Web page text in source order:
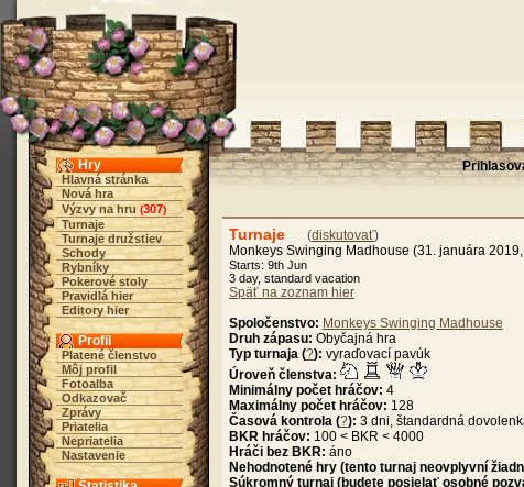
Hry
Hlavná stránka
Nová hra
Výzvy na hru (307)
Turnaje
Turnaje družstiev
Schody
Rybníky
Pokerové stoly
Pravidlá hier
Editory hier
Profil
Platené členstvo
Môj profil
Fotoalba
Odkazovač
Zprávy
Priatelia
Nepriatelia
Nastavenie
Turnaje (diskutovať)
Monkeys Swinging Madhouse (31. januára
Starts: 9th Jun
3 day, standard vacation
Späť na zoznam hier
Spoločenstvo: Monkeys Swinging Madhouse
Druh zápasu: Obyčajná hra
Typ turnaja (?): vyraďovací pavúk
Úroveň členstva:
Minimálny počet hráčov: 4
Maximálny počet hráčov: 128
Časová kontrola (?): 3 dni, štandardná
BKR hráčov: 100 < BKR < 4000
Hráči bez BKR: áno
Nehodnotené hry (tento turnaj neovplyvní
Súkromný turnaj (budete posielať osobné